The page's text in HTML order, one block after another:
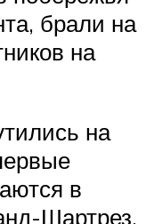
брали на
на
на
в
Шартрез.